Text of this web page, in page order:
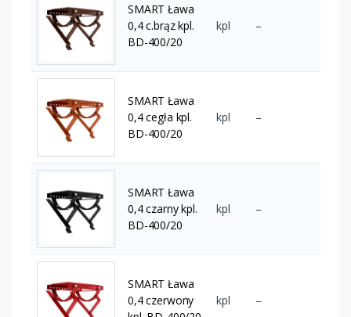
SMART Ława
0,4 c.brąz kpl.
BD-400/20
kpl –
SMART Ława
0,4 cegła kpl.
BD-400/20
kpl –
SMART Ława
0,4 czarny kpl.
BD-400/20
kpl –
SMART Ława
0,4 czerwony
kpl –